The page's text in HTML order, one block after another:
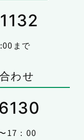
まで
わせ
17：00